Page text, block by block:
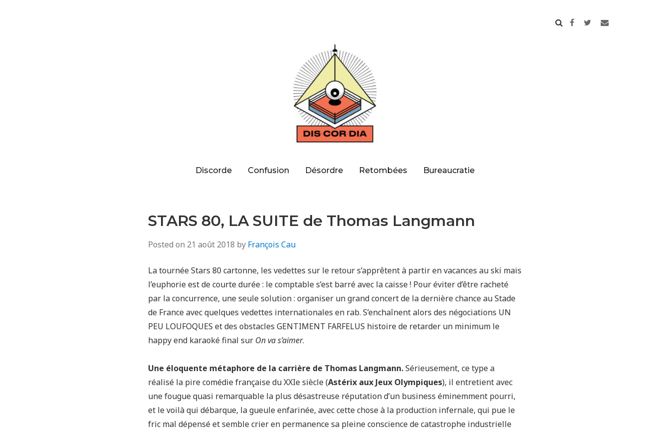
Discorde Confusion Désordre Retombées Bureaucratie
STARS 80, LA SUITE de Thomas Langmann
Posted on 21 août 2018 by François Cau
La tournée Stars 80 cartonne, les vedettes sur le retour s’apprêtent à partir en vacances au ski mais
l’euphorie est de courte durée : le comptable s’est barré avec la caisse ! Pour éviter d’être racheté
par la concurrence, une seule solution : organiser un grand concert de la dernière chance au Stade
de France avec quelques vedettes internationales en rab. S’enchaînent alors des négociations UN
PEU LOUFOQUES et des obstacles GENTIMENT FARFELUS histoire de retarder un minimum le
happy end karaoké final sur On va s’aimer.
Une éloquente métaphore de la carrière de Thomas Langmann.Sérieusement, ce type a
réalisé la pire comédie française du XXIe siècle (Astérix aux Jeux Olympiques), il entretient avec
une fougue quasi remarquable la plus désastreuse réputation d’un business éminemment pourri,
et le voilà qui débarque, la gueule enfarinée, avec cette chose à la production infernale, qui pue le
fric mal dépensé et semble crier en permanence sa pleine conscience de catastrophe industrielle